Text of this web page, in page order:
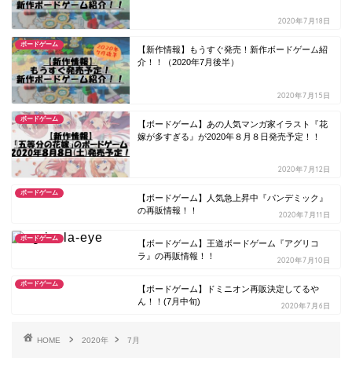
2020年7月18日
ボードゲーム
【新作情報】もうすぐ発売！新作ボードゲーム紹
介！！（2020年7月後半）
2020年7月15日
ボードゲーム
【ボードゲーム】あの人気マンガ家イラスト『花
嫁が多すぎる』が2020年８月８日発売予定！！
2020年7月12日
ボードゲーム
【ボードゲーム】人気急上昇中『パンデミック』
の再販情報！！
2020年7月11日
ボードゲーム
【ボードゲーム】王道ボードゲーム『アグリコ
ラ』の再販情報！！
2020年7月10日
ボードゲーム
【ボードゲーム】ドミニオン再販決定してるや
ん！！(7月中旬)
2020年7月6日
HOME 2020年 7月